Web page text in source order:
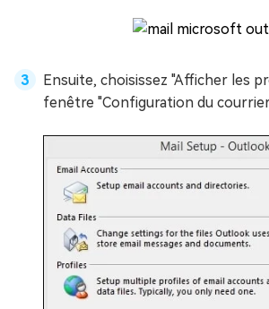
Ensuite, choisissez "Afficher les
fenêtre "Configuration du